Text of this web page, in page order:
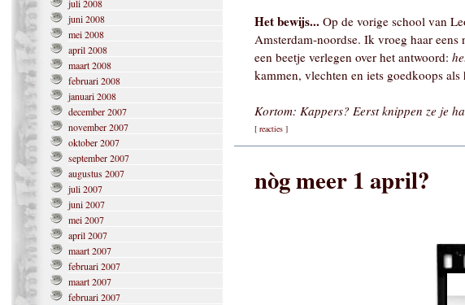
juli 2008
juni 2008
mei 2008
april 2008
maart 2008
februari 2008
januari 2008
december 2007
november 2007
oktober 2007
september 2007
augustus 2007
juli 2007
juni 2007
mei 2007
april 2007
maart 2007
februari 2007
maart 2007
februari 2007
Het bewijs... Op de vorige school van
Amsterdam-noordse. Ik vroeg haar
een beetje verlegen over het antwoord:
kammen, vlechten en iets goedkoops
Kortom: Kappers? Eerst knippen ze je
[ reacties ]
nòg meer 1 april?